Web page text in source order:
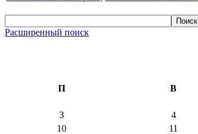
Расширенный поиск
П В
3
4
10
11